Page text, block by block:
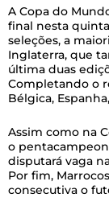
A Copa do
final nesta
seleções, a
Inglaterra, que
última duas
Completando o
Bélgica,
Assim como na
o
disputará vaga
Por fim,
consecutiva o